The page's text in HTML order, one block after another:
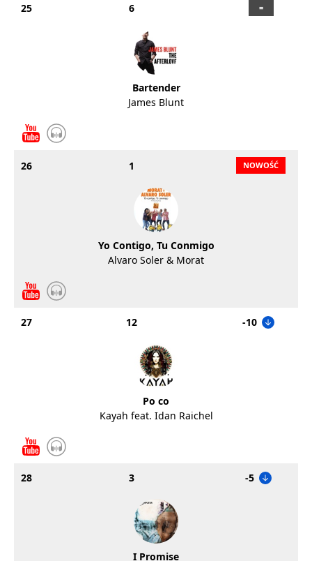
25 6
Bartender
James Blunt
26 1
Yo Contigo, Tu Conmigo
Alvaro Soler & Morat
27 12 -10
Po co
Kayah feat. Idan Raichel
28 3 -5
I Promise